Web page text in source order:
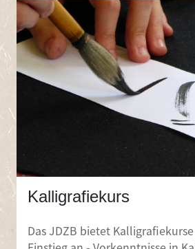
Kalligrafiekurs
Das JDZB bietet